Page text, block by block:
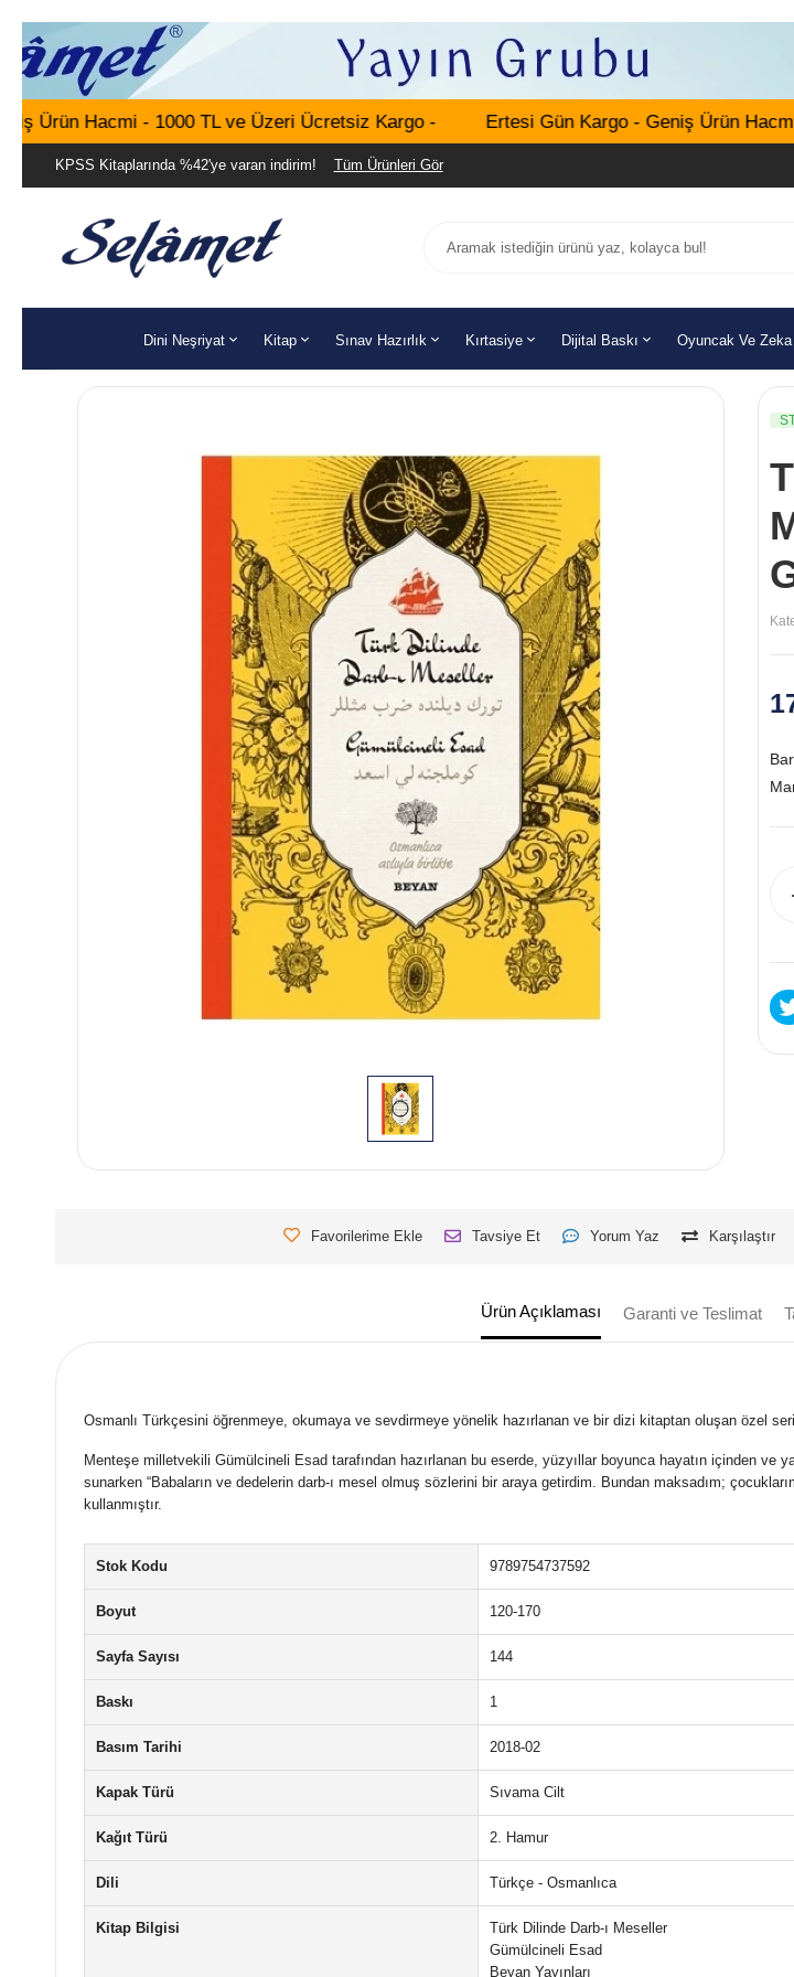
Hacmi - 1000 TL ve Üzeri Ücretsiz Kargo - Ertesi Gün Kargo - Geniş Ürün Hacmi -
KPSS Kitaplarında %42'ye varan indirim! Tüm Ürünleri Gör
Dini Neşriyat Kitap Sınav Hazırlık Kırtasiye Dijital Baskı Oyuncak Ve Zeka
Favorilerime Ekle Tavsiye Et Yorum Yaz Karşılaştır
Ürün Açıklaması Garanti ve Teslimat
Osmanlı Türkçesini öğrenmeye, okumaya ve sevdirmeye yönelik hazırlanan ve bir dizi kitaptan oluşan özel
Menteşe milletvekili Gümülcineli Esad tarafından hazırlanan bu eserde, yüzyıllar boyunca hayatın içinden ve
sunarken “Babaların ve dedelerin darb-ı mesel olmuş sözlerini bir araya getirdim. Bundan maksadım;
kullanmıştır.
Stok Kodu 9789754737592
Boyut 120-170
Sayfa Sayısı 144
Baskı 1
Basım Tarihi 2018-02
Kapak Türü Sıvama Cilt
Kağıt Türü 2. Hamur
Dili Türkçe - Osmanlıca
Kitap Bilgisi
Türk Dilinde Darb-ı Meseller
Gümülcineli Esad
Beyan Yayınları